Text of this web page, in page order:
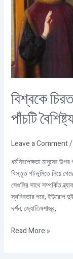
বিশ্বকে
পাঁচটি
Leave a Comment/
ধর্মনিরপেক্ষতা মানুষের
বিস্তৃত পটভূমিতে নিয়ে
সেগুলির সাথে সম্পর্কিত
স্থবিরতার পরে, ইউরোপ
দর্শন, জ্যোতিষশাস্ত্র,
বৈশিষ্ট্য
Read More »